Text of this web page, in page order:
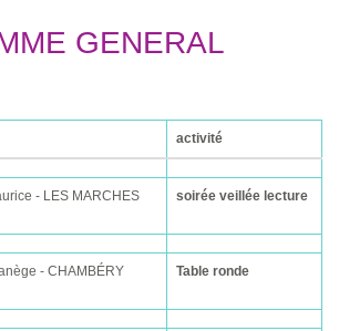
GENERAL
activité
- LES MARCHES soirée veillée lecture
- CHAMBÉRY Table ronde